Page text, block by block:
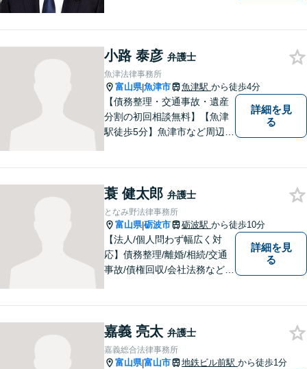
の声にしっかり耳を傾ける姿
勢は変わりません。
小路 泰彦 弁護士
魚津法律事務所
富山県|魚津市 魚津駅 から徒歩4分
【債務整理・交通事故・遺産
分割の初回相談無料】【魚津
駅徒歩5分】魚津市など周辺地
詳細を見
る
蓑 健太郎 弁護士
となみ野法律事務所
富山県|砺波市 砺波駅 から徒歩10分
【法人/個人問わず幅広く対
応】債務整理/離婚/相続/交通
事故/債権回収/会社法務など幅
ますので、ぜひ一度ご相談く
ださい。【JR「砺波駅」10
分】
詳細を見
る
嘉義 亮太 弁護士
嘉義総合法律事務所
富山県|富山市 地鉄ビル前駅 から徒歩1分